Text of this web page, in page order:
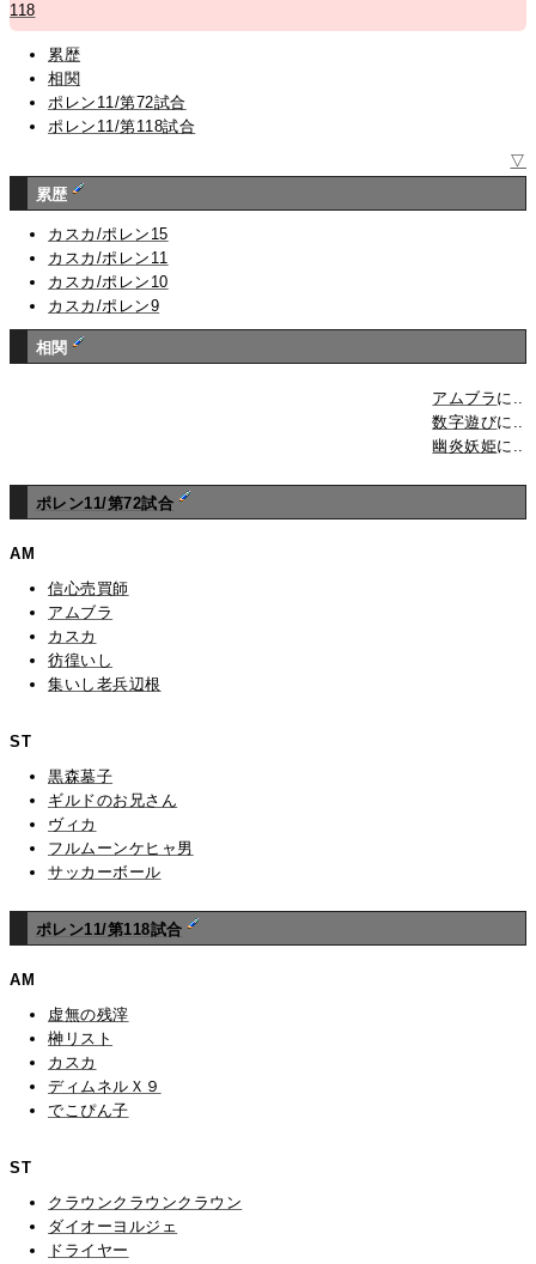
118
累歴
相関
ポレン11/第72試合
ポレン11/第118試合
▽
累歴
カスカ/ポレン15
カスカ/ポレン11
カスカ/ポレン10
カスカ/ポレン9
相関
アムブラ に..
数字遊びに..
幽炎妖姫に..
ポレン11/第72試合
AM
信心売買師
アムブラ
カスカ
彷徨いし
集いし老兵辺根
ST
黒森墓子
ギルドのお兄さん
ヴィカ
フルムーンケヒャ男
サッカーボール
ポレン11/第118試合
AM
虚無の残滓
榊リスト
カスカ
ディムネルＸ９
でこぴん子
ST
クラウンクラウンクラウン
ダイオーヨルジェ
ドライヤー